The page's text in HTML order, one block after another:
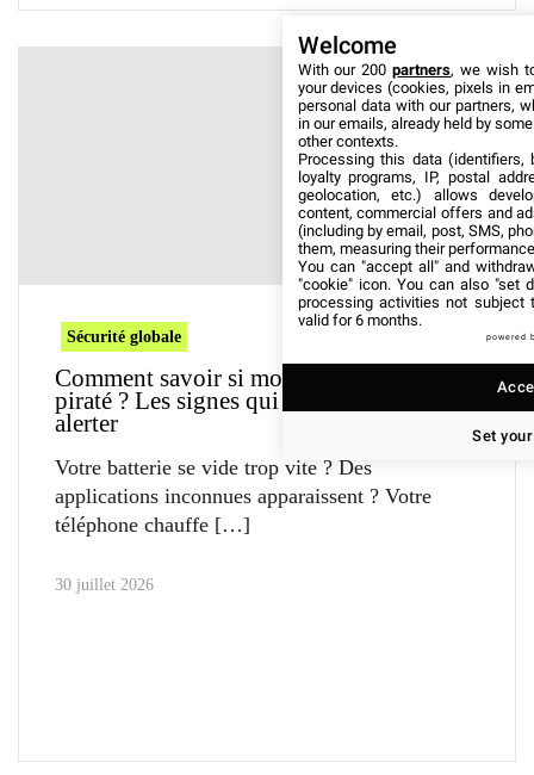
Sécurité globale
Comment savoir si mon téléphone est
piraté ? Les signes qui doivent vous
alerter
Votre batterie se vide trop vite ? Des
applications inconnues apparaissent ? Votre
téléphone chauffe
30 juillet 2026
Welcome
With our 200partners, we wish
your devices (cookies, pixels in
personal data with our partners,
in our emails, already held by
other contexts.
Processing this data (identifiers,
loyalty programs, IP, postal
geolocation, etc.) allows
content, commercial offers and
(including by email, post, SMS,
them, measuring their
You can "accept all" and
"cookie" icon. You can also "set
processing activities not subject
valid for 6 months.
powered
Set